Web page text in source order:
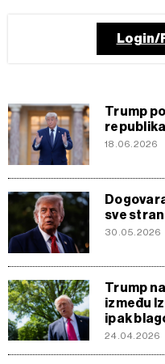
Login/
Trump
18.06.2026
sve
30.05.2026
Trump
između
ipak
24.04.2026